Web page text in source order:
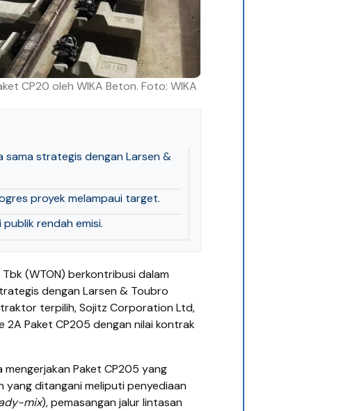
CP20 oleh WIKA Beton. Foto: WIKA
sama strategis dengan Larsen &
proyek melampaui target.
rendah emisi.
(WTON) berkontribusi dalam
dengan Larsen & Toubro
terpilih, Sojitz Corporation Ltd,
2A Paket CP205 dengan nilai kontrak
Paket CP205 yang
yang ditangani meliputi penyediaan
mix), pemasangan jalur lintasan